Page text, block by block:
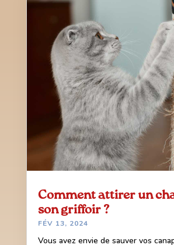
Comment attirer un
son griffoir ?
FÉV 13, 2024
Vous avez envie de sauver vos